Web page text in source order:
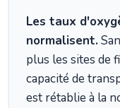
Les taux
normalisent.
plus les sites de
capacité de
est rétablie à la